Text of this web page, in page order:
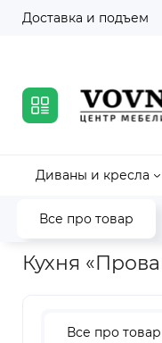
Доставка и подъем
Диваны и кресла
Все про товар
Главная Коллекции
Кухня
Все про товар